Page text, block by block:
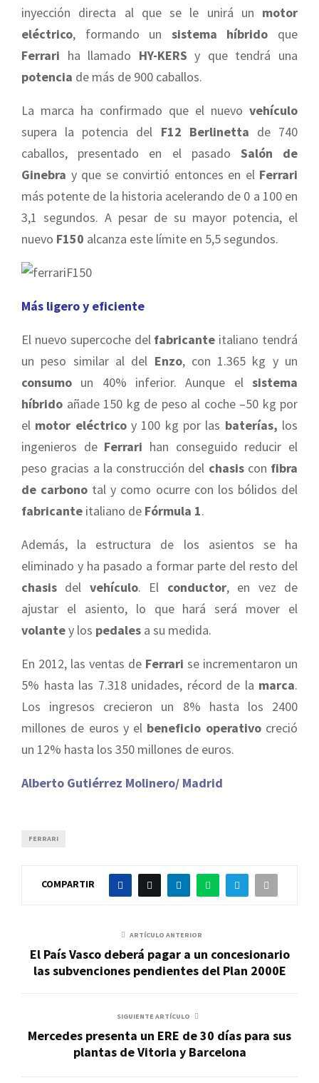
inyección directa al que se le unirá un motor
eléctrico, formando un sistema híbrido que
Ferrari ha llamado HY-KERS y que tendrá una
potencia de más de 900 caballos.
La marca ha confirmado que el nuevo vehículo
supera la potencia del F12 Berlinetta de 740
caballos, presentado en el pasado Salón de
Ginebra y que se convirtió entonces en el Ferrari
más potente de la historia acelerando de 0 a 100 en
3,1 segundos. A pesar de su mayor potencia, el
nuevo F150 alcanza este límite en 5,5 segundos.
Más ligero y eficiente
El nuevo supercoche del fabricante italiano tendrá
un peso similar al del Enzo, con 1.365 kg y un
consumo un 40% inferior. Aunque el sistema
híbrido añade 150 kg de peso al coche –50 kg por
el motor eléctricoy 100 kg por las baterías, los
ingenieros de Ferrari han conseguido reducir el
peso gracias a la construcción del chasiscon fibra
de carbono tal y como ocurre con los bólidos del
fabricante italiano de Fórmula 1.
Además, la estructura de los asientos se ha
eliminado y ha pasado a formar parte del resto del
chasis del vehículo. El conductor, en vez de
ajustar el asiento, lo que hará será mover el
volantey los pedales a su medida.
En 2012, las ventas de Ferrari se incrementaron un
5% hasta las 7.318 unidades, récord de la marca.
Los ingresos crecieron un 8% hasta los 2400
millones de euros y el beneficio operativocreció
un 12% hasta los 350 millones de euros.
Alberto Gutiérrez Molinero/ Madrid
FERRARI
COMPARTIR
ARTÍCULO ANTERIOR
El País Vasco deberá pagar a un concesionario
las subvenciones pendientes del Plan 2000E
SIGUIENTE ARTÍCULO
Mercedes presenta un ERE de 30 días para sus
plantas de Vitoria y Barcelona